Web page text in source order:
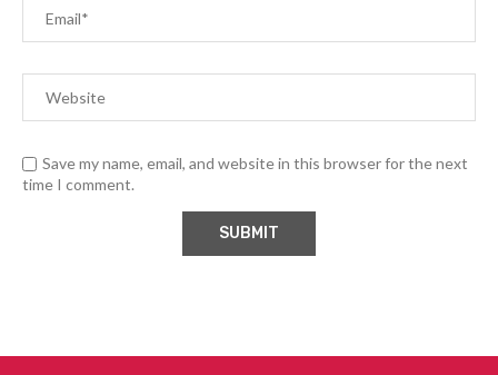
Save my name, email, and website in this browser for the next
time I comment.